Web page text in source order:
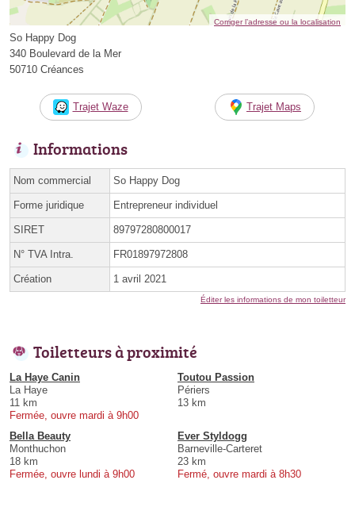
Corriger l’adresse ou la localisation
So Happy Dog
340 Boulevard de la Mer
50710 Créances
Trajet Waze Trajet Maps
Informations
Nom commercial So Happy Dog
Forme juridique Entrepreneur individuel
SIRET 89797280800017
N° TVA Intra. FR01897972808
Création 1 avril 2021
Éditer les informations de mon toiletteur
Toiletteurs à proximité
La Haye Canin
La Haye
11 km
Fermée, ouvre mardi à 9h00
Toutou Passion
Périers
13 km
Bella Beauty
Monthuchon
18 km
Fermée, ouvre lundi à 9h00
Ever Styldogg
Barneville-Carteret
23 km
Fermé, ouvre mardi à 8h30